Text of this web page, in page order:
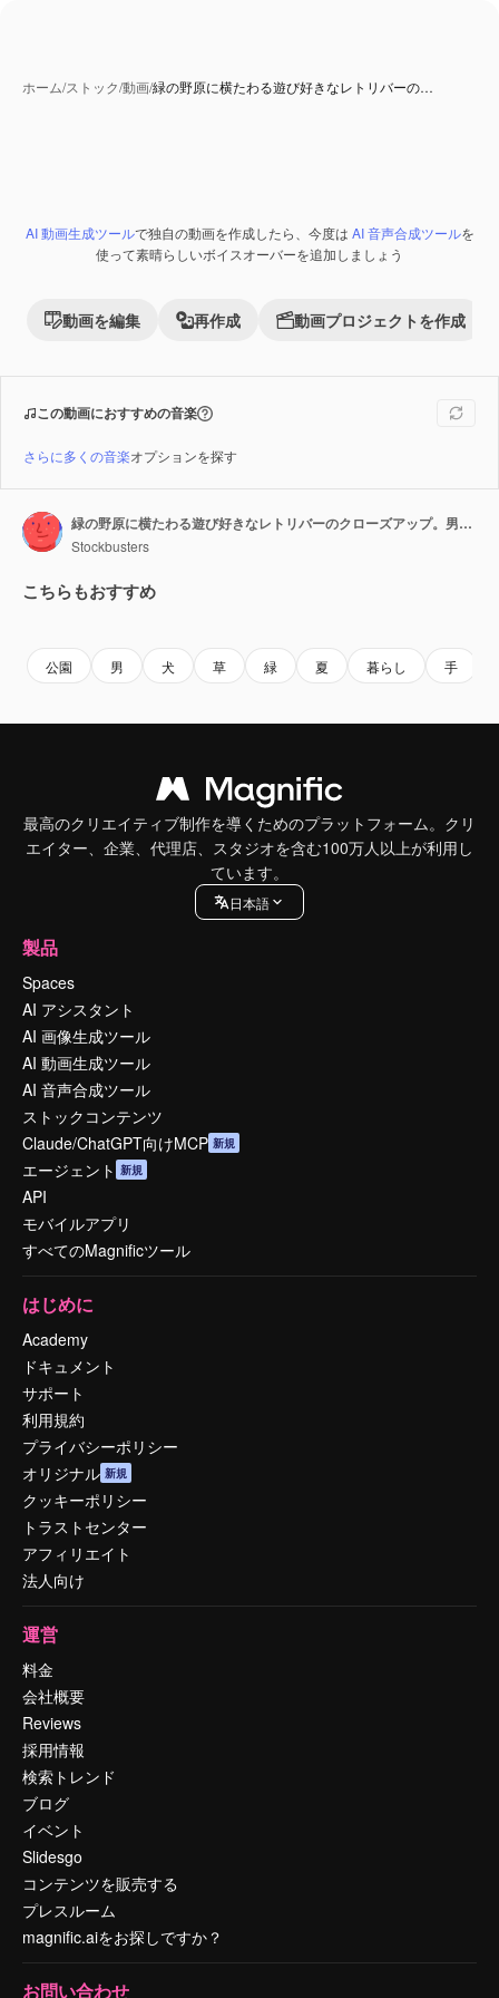
ホーム/ストック/動画/緑の野原に横たわる遊び好きなレトリバーの…
Premium
AI 動画生成ツールで独自の動画を作成したら、今度は AI 音声合成ツールを
使って素晴らしいボイスオーバーを追加しましょう
動画を編集 再作成 動画プロジェクトを作成
この動画におすすめの音楽
さらに多くの音楽オプションを探す
緑の野原に横たわる遊び好きなレトリバーのクローズアップ。男性の手が幸せそうなゴールデンレトリバーを撫でている。
Stockbusters
こちらもおすすめ
公園 男 犬 草 緑 夏 暮らし 手
最高のクリエイティブ制作を導くためのプラットフォーム。クリ
エイター、企業、代理店、スタジオを含む100万人以上が利用し
ています。
日本語
製品
Spaces
AI アシスタント
AI 画像生成ツール
AI 動画生成ツール
AI 音声合成ツール
ストックコンテンツ
Claude/ChatGPT向けMCP 新規
エージェント 新規
API
モバイルアプリ
すべてのMagnificツール
はじめに
Academy
ドキュメント
サポート
利用規約
プライバシーポリシー
オリジナル 新規
クッキーポリシー
トラストセンター
アフィリエイト
法人向け
運営
料金
会社概要
Reviews
採用情報
検索トレンド
ブログ
イベント
Slidesgo
コンテンツを販売する
プレスルーム
magnific.aiをお探しですか？
お問い合わせ